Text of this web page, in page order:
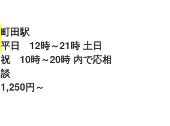
町田駅
平日 12時～21時 土日
祝 10時～20時 内で応相
談
1,250円～